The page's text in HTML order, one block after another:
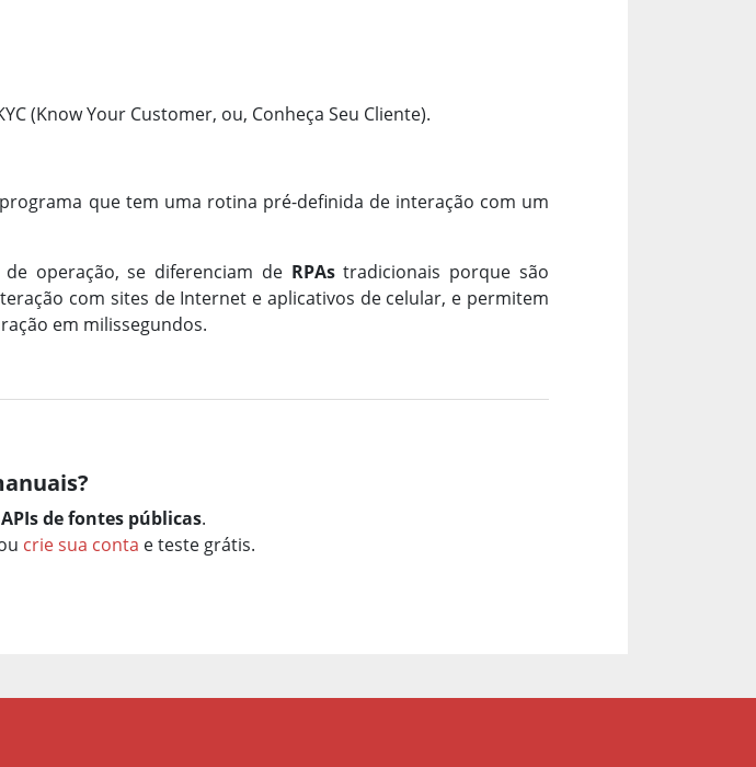
(Know Your Customer, ou, Conheça Seu Cliente).
que tem uma rotina pré-definida de interação com um
operação, se diferenciam de RPAstradicionais porque são
com sites de Internet e aplicativos de celular, e permitem
em milissegundos.
APIs de fontes públicas.
crie sua conta e teste grátis.